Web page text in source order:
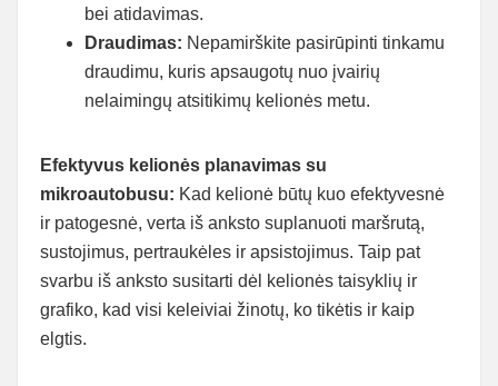
bei atidavimas.
Draudimas: Nepamirškite pasirūpinti tinkamu
draudimu, kuris apsaugotų nuo įvairių
nelaimingų atsitikimų kelionės metu.
Efektyvus kelionės planavimas su
mikroautobusu: Kad kelionė būtų kuo efektyvesnė
ir patogesnė, verta iš anksto suplanuoti maršrutą,
sustojimus, pertraukėles ir apsistojimus. Taip pat
svarbu iš anksto susitarti dėl kelionės taisyklių ir
grafiko, kad visi keleiviai žinotų, ko tikėtis ir kaip
elgtis.